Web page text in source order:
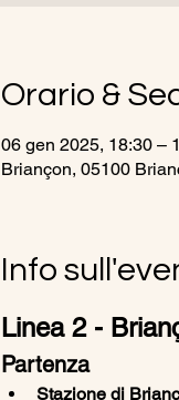
Orario &
06 gen 2025, 18:30 –
Briançon, 05100
Info
Linea 2 -
Partenza
Stazione di